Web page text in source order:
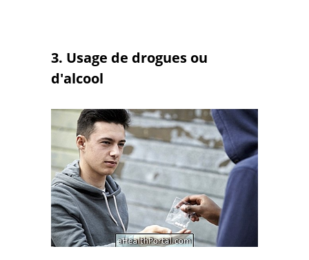
3. Usage de drogues ou
d'alcool